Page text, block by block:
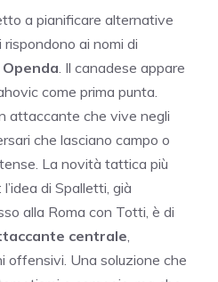
a pianificare alternative
ai nomi di
. Il canadese appare
come prima punta.
attaccante che vive negli
che lasciano campo o
La novità tattica più
di Spalletti, già
alla Roma con Totti, è di
centrale
offensivi. Una soluzione che